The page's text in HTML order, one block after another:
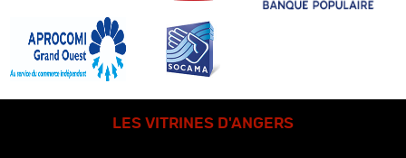
LES VITRINES D'ANGERS